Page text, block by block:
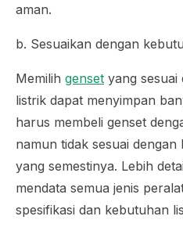
aman.
b. Sesuaikan dengan
Memilih genset yang sesuai
listrik dapat menyimpan
harus membeli genset
namun tidak sesuai
yang semestinya. Lebih
mendata semua jenis
spesifikasi dan kebutuhan